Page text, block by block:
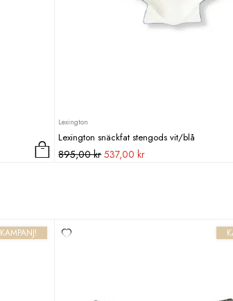
Lexington
Lexington snäckfat stengods vit/blå
895,00krDet
537,00krDet
KAMPANJ!